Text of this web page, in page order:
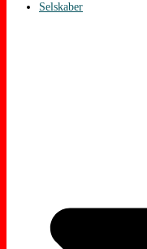
Selskaber